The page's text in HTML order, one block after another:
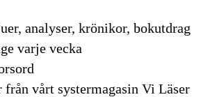
analyser, krönikor, bokutdrag
varje vecka
vårt systermagasin Vi Läser